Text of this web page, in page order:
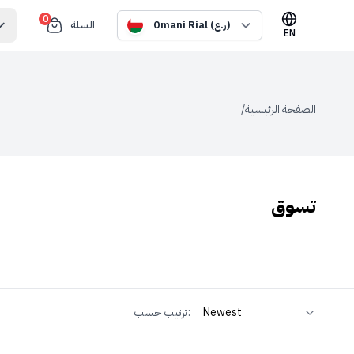
0 السلة Omani Rial (ر.ع)
EN
الصفحة الرئيسية/
تسوق
ترتيب حسب: